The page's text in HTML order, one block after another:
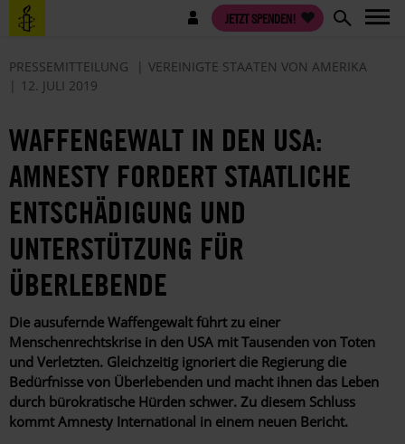
Direkt
zum
Benutzermenü JETZT SPENDEN!
PRESSEMITTEILUNG
VEREINIGTE STAATEN VON AMERIKA
12. JULI 2019
WAFFENGEWALT IN DEN USA:
AMNESTY FORDERT STAATLICHE
ENTSCHÄDIGUNG UND
UNTERSTÜTZUNG FÜR
ÜBERLEBENDE
Die ausufernde Waffengewalt führt zu einer
Menschenrechtskrise in den USA mit Tausenden von Toten
und Verletzten. Gleichzeitig ignoriert die Regierung die
Bedürfnisse von Überlebenden und macht ihnen das Leben
durch bürokratische Hürden schwer. Zu diesem Schluss
kommt Amnesty International in einem neuen Bericht.